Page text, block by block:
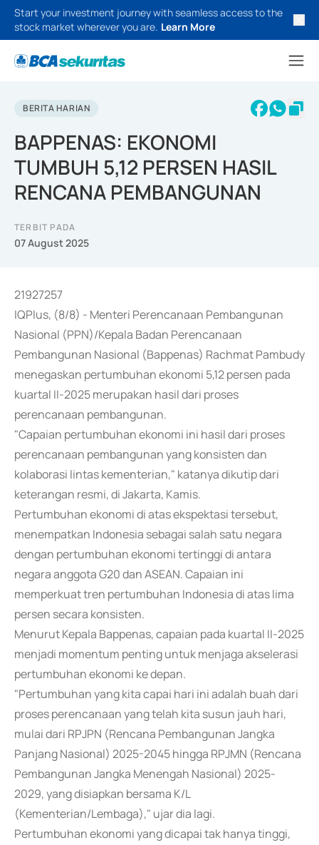
Start your investment journey with seamless access to the
stock market wherever you are. Learn More
BERITA HARIAN
BAPPENAS: EKONOMI
TUMBUH 5,12 PERSEN HASIL
RENCANA PEMBANGUNAN
TERBIT PADA
07 August 2025
21927257
IQPlus, (8/8) - Menteri Perencanaan Pembangunan
Nasional (PPN)/Kepala Badan Perencanaan
Pembangunan Nasional (Bappenas) Rachmat Pambudy
menegaskan pertumbuhan ekonomi 5,12 persen pada
kuartal II-2025 merupakan hasil dari proses
perencanaan pembangunan.
"Capaian pertumbuhan ekonomi ini hasil dari proses
perencanaan pembangunan yang konsisten dan
kolaborasi lintas kementerian," katanya dikutip dari
keterangan resmi, di Jakarta, Kamis.
Pertumbuhan ekonomi di atas ekspektasi tersebut,
menempatkan Indonesia sebagai salah satu negara
dengan pertumbuhan ekonomi tertinggi di antara
negara anggota G20 dan ASEAN. Capaian ini
memperkuat tren pertumbuhan Indonesia di atas lima
persen secara konsisten.
Menurut Kepala Bappenas, capaian pada kuartal II-2025
menjadi momentum penting untuk menjaga akselerasi
pertumbuhan ekonomi ke depan.
"Pertumbuhan yang kita capai hari ini adalah buah dari
proses perencanaan yang telah kita susun jauh hari,
mulai dari RPJPN (Rencana Pembangunan Jangka
Panjang Nasional) 2025-2045 hingga RPJMN (Rencana
Pembangunan Jangka Menengah Nasional) 2025-
2029, yang disiapkan bersama K/L
(Kementerian/Lembaga)," ujar dia lagi.
Pertumbuhan ekonomi yang dicapai tak hanya tinggi,